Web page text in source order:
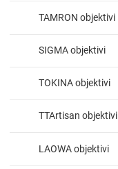
TAMRON objektivi
SIGMA objektivi
TOKINA objektivi
TTArtisan objektivi
LAOWA objektivi